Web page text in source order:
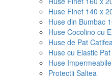
Huse Finet 140 x
Huse din Bumbac
Huse Cocolino cu
Huse de Pat
Huse cu Elastic
Huse Impermeabile
Protectii Saltea